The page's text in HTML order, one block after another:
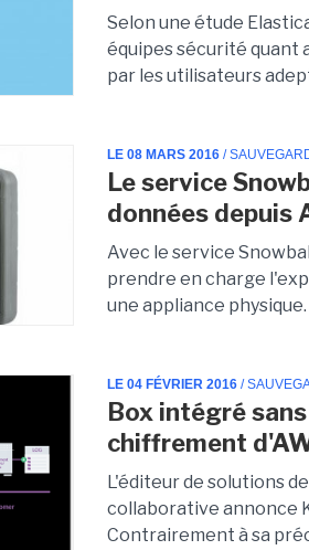
Selon une étude
équipes sécurité quant
par les utilisateurs
LE 08 MARS 2016 /
Le service
données depuis
Avec le service
prendre en charge
une appliance physique.
LE 04 FÉVRIER 2016 /
Box intégré
chiffrement
L'éditeur de solutions
collaborative annonce
Contrairement à sa